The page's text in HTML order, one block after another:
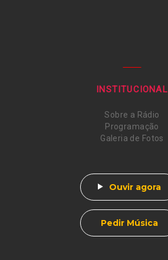
INSTITUCIONAL
Sobre a Rádio
Programação
Galeria de Fotos
Ouvir agora
Pedir Música